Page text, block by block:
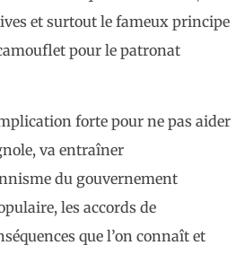
et surtout le fameux principe
pour le patronat
forte pour ne pas aider
va entraîner
du gouvernement
les accords de
que l’on connaît et